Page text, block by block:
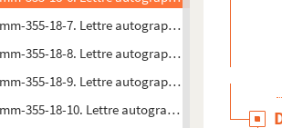
355-18-7. Lettre autographe signée Charles
355-18-8. Lettre autographe signée Charles
355-18-9. Lettre autographe signée Charles
355-18-10. Lettre autographe signée Charles